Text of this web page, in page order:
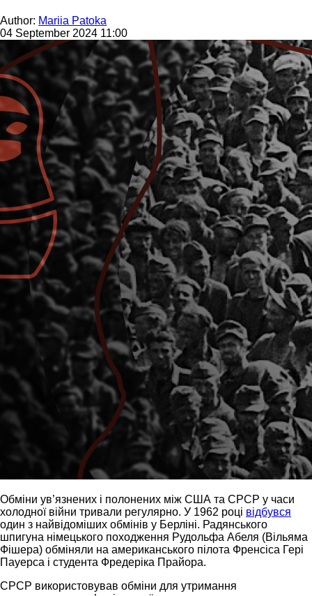
Author: Mariia Patoka
04 September 2024 11:00
Обміни ув’язнених і полонених між США та СРСР у часи
холодної війни тривали регулярно. У 1962 році відбувся
один з найвідоміших обмінів у Берліні. Радянського
шпигуна німецького походження Рудольфа Абеля (Вільяма
Фішера) обміняли на американського пілота Френсіса Гері
Пауерса і студента Фредеріка Прайора.
СРСР використовував обміни для утримання